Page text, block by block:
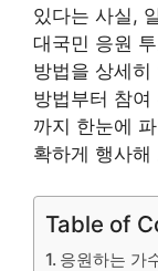
있다는 사실,
대국민 응원
방법을 상세
방법부터 참
까지 한눈에
확하게 행사해
Table of
응원하는 가